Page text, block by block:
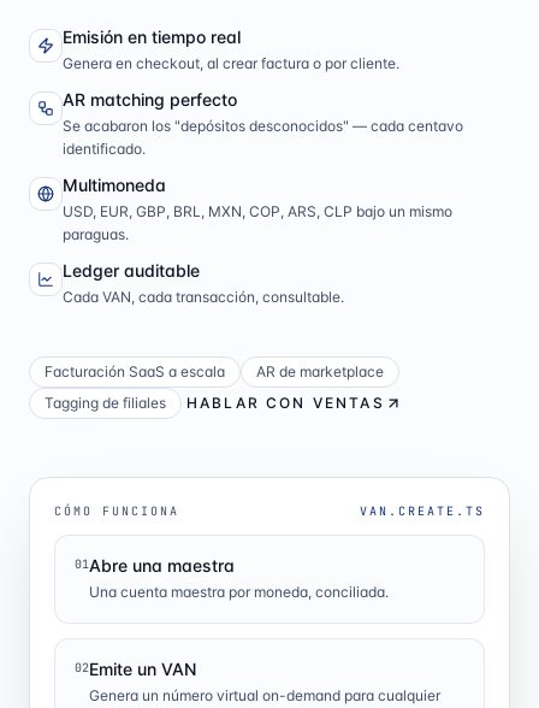
Emisión en tiempo real
Genera en checkout, al crear factura o por cliente.
AR matching perfecto
Se acabaron los "depósitos desconocidos" — cada centavo
identificado.
Multimoneda
USD, EUR, GBP, BRL, MXN, COP, ARS, CLP bajo un mismo
paraguas.
Ledger auditable
Cada VAN, cada transacción, consultable.
Facturación SaaS a escala
AR de marketplace
Tagging de filiales
HABLAR CON VENTAS
CÓMO FUNCIONA VAN.CREATE.TS
01Abre una maestra
Una cuenta maestra por moneda, conciliada.
02Emite un VAN
Genera un número virtual on-demand para cualquier